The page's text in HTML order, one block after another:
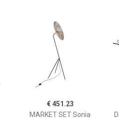
€ 451.23
MARKET SET Sonia